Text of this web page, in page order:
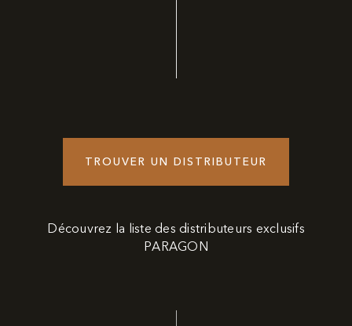
TROUVER UN DISTRIBUTEUR
Découvrez la liste des distributeurs exclusifs
PARAGON